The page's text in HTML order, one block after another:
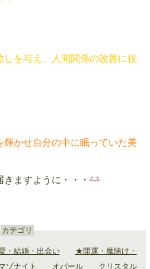
を与え、人間関係の改善に役
かせ自分の中に眠っていた美
ますように・・・
カテゴリ
・結婚・出会い
★開運・魔除け・
ゾナイト オパール
クリスタル